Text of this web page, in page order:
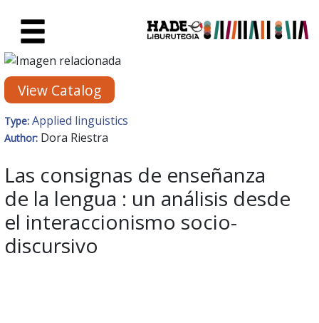
New Books Card - Liburutegia
View Catalog
Type: Applied linguistics
Author: Dora Riestra
Las consignas de enseñanza
de la lengua : un análisis desde
el interaccionismo socio-
discursivo